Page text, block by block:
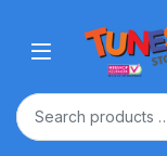
Open